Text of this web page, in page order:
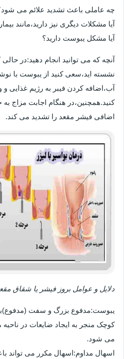
چه عاملی باعث تشدید علائم می
آیا مشکلات دیگری نیز دارید،مانند
آیا مشکل یبوست دارید؟
آنچه که می توانید انجام دهید:در حالی
نشسته اید،سعی کنید از یبوست با
آب،اضافه کردن فیبر به رژیم غذایی
کنید.همچنین،در هنگام اجابت مزاج به
اضافی فیشر مقعد را تشدید می کند.
دلایل و عوامل بروز فیشر یا شقاق
یبوست:مدفوع بزرگ و سفت
کوچک منجر به ایجاد ضایعات در
می شود.
اسهال مداوم:اسهال مکرر می تواند